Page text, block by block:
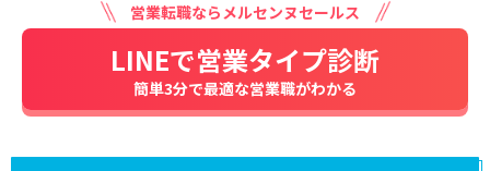
営業転職ならメルセンヌセールス
LINEで営業タイプ診断
簡単3分で最適な営業職がわかる